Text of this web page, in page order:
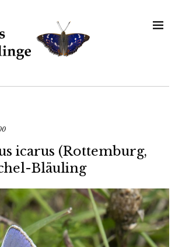
icarus (Rottemburg,
Bläuling